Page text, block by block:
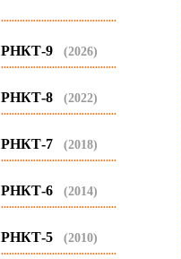
...........................................
РНКТ-9 (2026)
...........................................
РНКТ-8 (2022)
...........................................
РНКТ-7 (2018)
...........................................
РНКТ-6 (2014)
...........................................
РНКТ-5 (2010)
...........................................